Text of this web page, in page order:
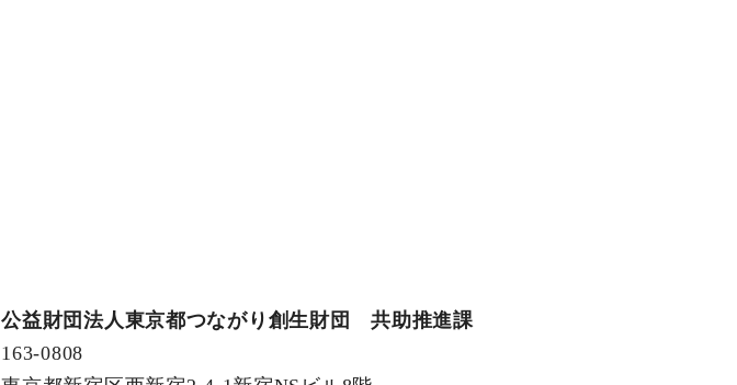
公益財団法人東京都つながり創生財団 共助推進課
163-0808